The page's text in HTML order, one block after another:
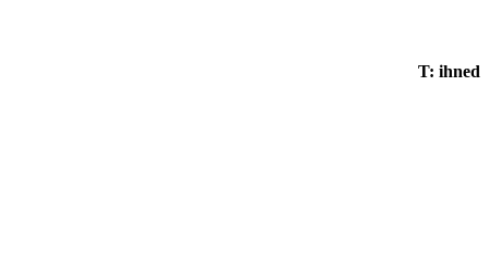
T: ihned